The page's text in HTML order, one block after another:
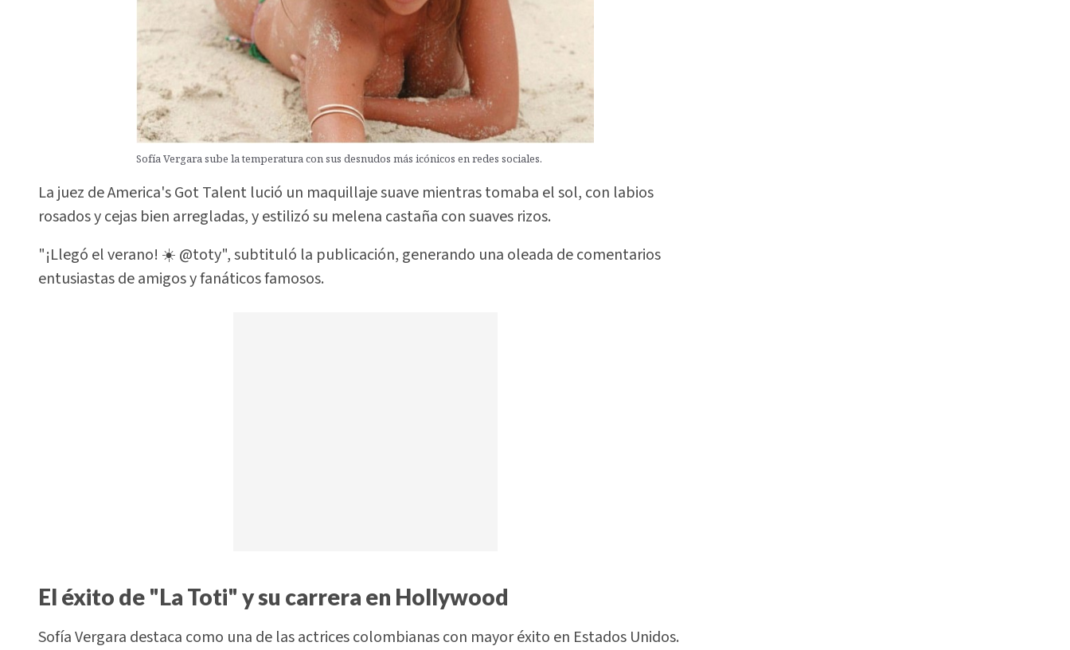
Sofía Vergara sube la temperatura con sus desnudos más icónicos en redes sociales.
La juez de America's Got Talent lució un maquillaje suave mientras tomaba el sol, con labios
rosados y cejas bien arregladas, y estilizó su melena castaña con suaves rizos.
"¡Llegó el verano! ☀️ @toty", subtituló la publicación, generando una oleada de comentarios
entusiastas de amigos y fanáticos famosos.
El éxito de "La Toti" y su carrera en Hollywood
Sofía Vergara destaca como una de las actrices colombianas con mayor éxito en Estados Unidos.